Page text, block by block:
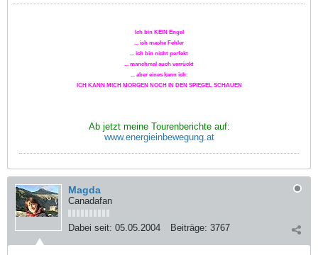
Ich bin KEIN Engel
... ich mache Fehler
... ich bin nicht perfekt
... manchmal auch verrückt
... aber eines kann ich:
ICH KANN MICH MORGEN NOCH IN DEN SPIEGEL SCHAUEN
Ab jetzt meine Tourenberichte auf:
www.energieinbewegung.at
Magda
Canadafan
Dabei seit: 05.05.2004 Beiträge: 3767